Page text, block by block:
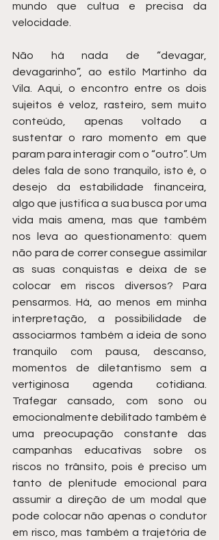
mundo que cultua e precisa da
velocidade.
Não há nada de “devagar,
devagarinho”, ao estilo Martinho da
Vila. Aqui, o encontro entre os dois
sujeitos é veloz, rasteiro, sem muito
conteúdo, apenas voltado a
sustentar o raro momento em que
param para interagir com o “outro”. Um
deles fala de sono tranquilo, isto é, o
desejo da estabilidade financeira,
algo que justifica a sua busca por uma
vida mais amena, mas que também
nos leva ao questionamento: quem
não para de correr consegue assimilar
as suas conquistas e deixa de se
colocar em riscos diversos? Para
pensarmos. Há, ao menos em minha
interpretação, a possibilidade de
associarmos também a ideia de sono
tranquilo com pausa, descanso,
momentos de diletantismo sem a
vertiginosa agenda cotidiana.
Trafegar cansado, com sono ou
emocionalmente debilitado também é
uma preocupação constante das
campanhas educativas sobre os
riscos no trânsito, pois é preciso um
tanto de plenitude emocional para
assumir a direção de um modal que
pode colocar não apenas o condutor
em risco, mas também a trajetória de